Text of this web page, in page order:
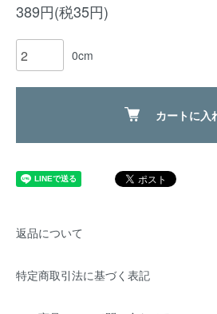
389円(税35円)
0cm
カートに入
返品について
特定商取引法に基づく表記